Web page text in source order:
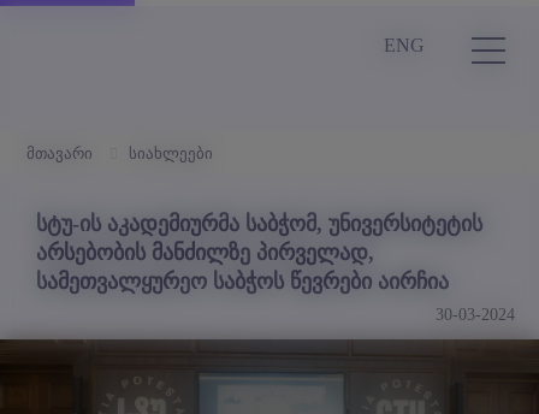
ENG
მთავარი სიახლეები
სტუ-ის აკადემიურმა საბჭომ, უნივერსიტეტის
არსებობის მანძილზე პირველად,
სამეთვალყურეო საბჭოს წევრები აირჩია
30-03-2024